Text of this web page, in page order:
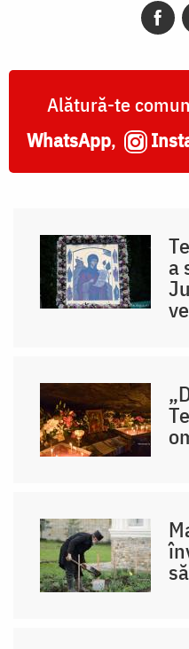
Alătură-te
WhatsApp,
a